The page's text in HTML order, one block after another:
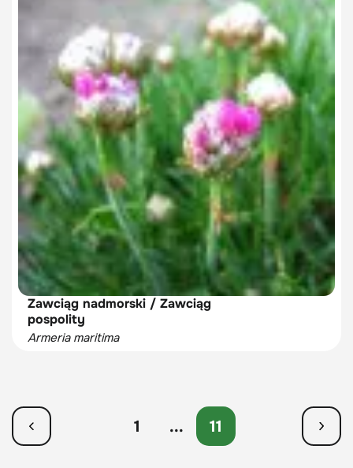
Zawciąg nadmorski / Zawciąg
pospolity
Armeria maritima
1 ... 11